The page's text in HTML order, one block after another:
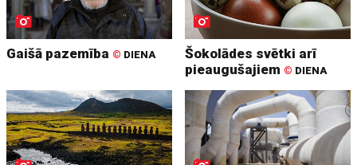
Gaišā pazemība © DIENA
Šokolādes svētki arī
pieaugušajiem © DIENA